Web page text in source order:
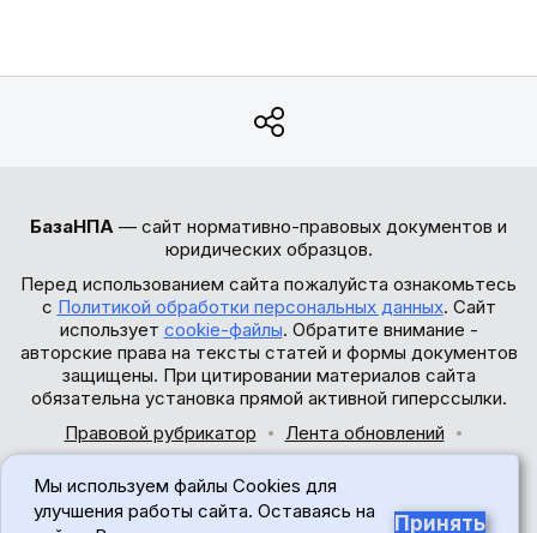
БазаНПА — сайт нормативно-правовых документов и
юридических образцов.
Перед использованием сайта пожалуйста ознакомьтесь
с Политикой обработки персональных данных. Сайт
использует cookie-файлы. Обратите внимание -
авторские права на тексты статей и формы документов
защищены. При цитировании материалов сайта
обязательна установка прямой активной гиперссылки.
Правовой рубрикатор
Лента обновлений
© 2017-2026
Мы используем файлы Cookies для
улучшения работы сайта. Оставаясь на
Принять